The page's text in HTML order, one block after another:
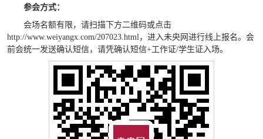
参会方式：
会场名额有限， 请扫描下方二维码或点击
http://www.weiyangx.com/207023.html， 进入未央网进行线上报名。会
前会统一发送确认短信，请凭确认短信+工作证/学生证入场。